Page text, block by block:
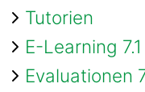
Tutorien
E-Learning 7.1
Evaluationen